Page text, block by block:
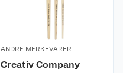
ANDRE MERKEVARER
Creativ Company